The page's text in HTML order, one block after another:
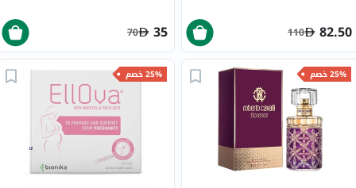
82.50
110
35
70
25% خصم 25% خصم